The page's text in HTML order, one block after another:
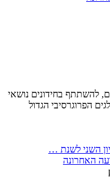
להשתתף בחידונים נושאי
הפרוגרסיבי הגדול
האחרונה